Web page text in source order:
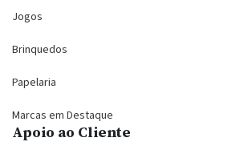
Jogos
Brinquedos
Papelaria
Marcas em Destaque
Apoio ao Cliente